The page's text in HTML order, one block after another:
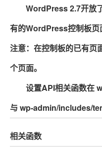
WordPress 2.7开放
有的WordPress控制板页
注意：在控制板的已有页
个页面。
设置API相关函数在
与 wp-admin/includes/
相关函数